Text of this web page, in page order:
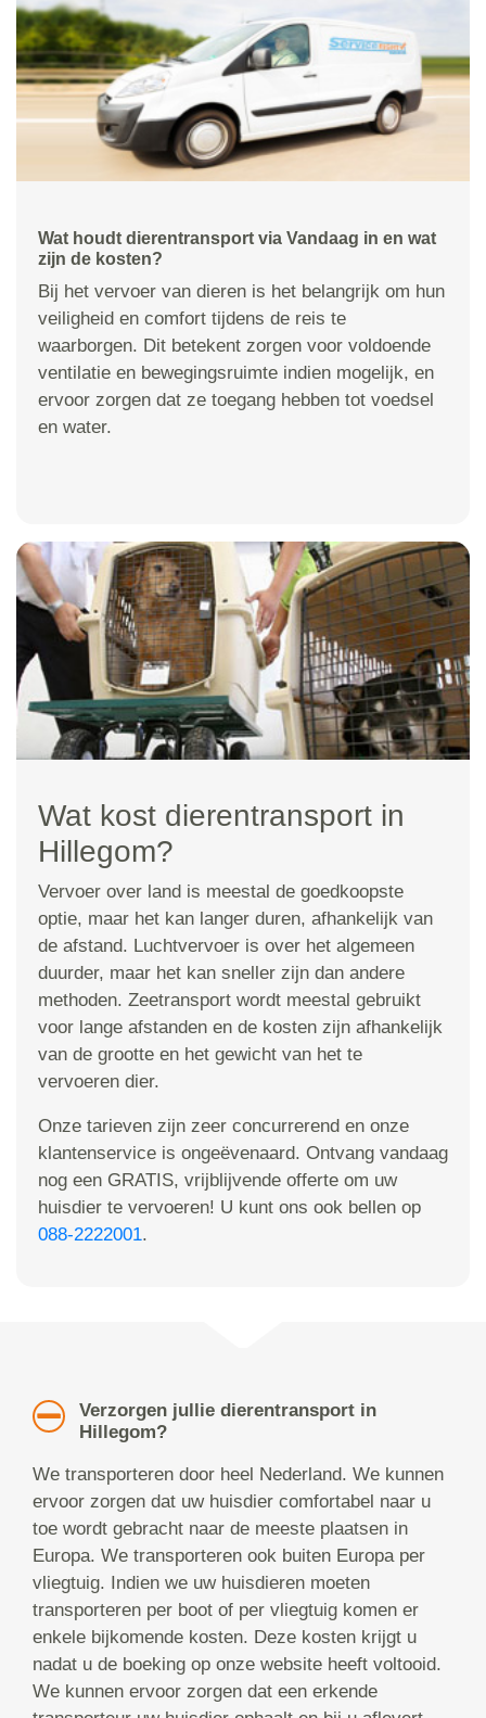
Wat houdt dierentransport via Vandaag in en wat
zijn de kosten?
Bij het vervoer van dieren is het belangrijk om hun
veiligheid en comfort tijdens de reis te
waarborgen. Dit betekent zorgen voor voldoende
ventilatie en bewegingsruimte indien mogelijk, en
ervoor zorgen dat ze toegang hebben tot voedsel
en water.
Wat kost dierentransport in
Hillegom?
Vervoer over land is meestal de goedkoopste
optie, maar het kan langer duren, afhankelijk van
de afstand. Luchtvervoer is over het algemeen
duurder, maar het kan sneller zijn dan andere
methoden. Zeetransport wordt meestal gebruikt
voor lange afstanden en de kosten zijn afhankelijk
van de grootte en het gewicht van het te
vervoeren dier.
Onze tarieven zijn zeer concurrerend en onze
klantenservice is ongeëvenaard. Ontvang vandaag
nog een GRATIS, vrijblijvende offerte om uw
huisdier te vervoeren! U kunt ons ook bellen op
088-2222001.
Verzorgen jullie dierentransport in
Hillegom?
We transporteren door heel Nederland. We kunnen
ervoor zorgen dat uw huisdier comfortabel naar u
toe wordt gebracht naar de meeste plaatsen in
Europa. We transporteren ook buiten Europa per
vliegtuig. Indien we uw huisdieren moeten
transporteren per boot of per vliegtuig komen er
enkele bijkomende kosten. Deze kosten krijgt u
nadat u de boeking op onze website heeft voltooid.
We kunnen ervoor zorgen dat een erkende